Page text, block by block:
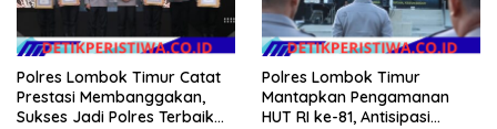
Polres Lombok Timur Catat
Prestasi Membanggakan,
Sukses Jadi Polres Terbaik
Polres Lombok Timur
Mantapkan Pengamanan
HUT RI ke-81, Antisipasi